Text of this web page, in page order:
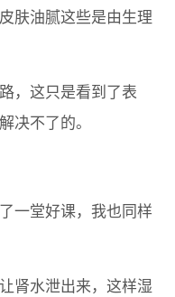
肤油腻这些是由生理
，这只是看到了表
决不了的。
一堂好课，我也同样
肾水泄出来，这样湿